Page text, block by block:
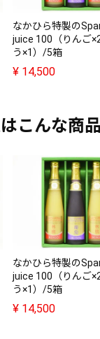
なかひら特製の
juice 100（りんご
う×1）/5箱
¥ 14,500
こんな商
なかひら特製の
juice 100（りんご
う×1）/5箱
¥ 14,500